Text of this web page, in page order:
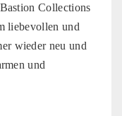
Collections
liebevollen und
wieder neu und
und